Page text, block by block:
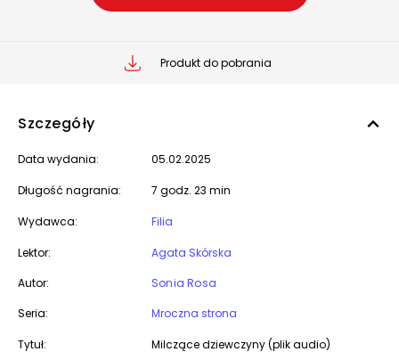
Produkt do pobrania
Szczegóły
Data wydania: 05.02.2025
Długość nagrania: 7 godz. 23 min
Wydawca: Filia
Lektor:
Agata Skórska
Autor:
Sonia Rosa
Seria:
Mroczna strona
Tytuł: Milczące dziewczyny (plik audio)